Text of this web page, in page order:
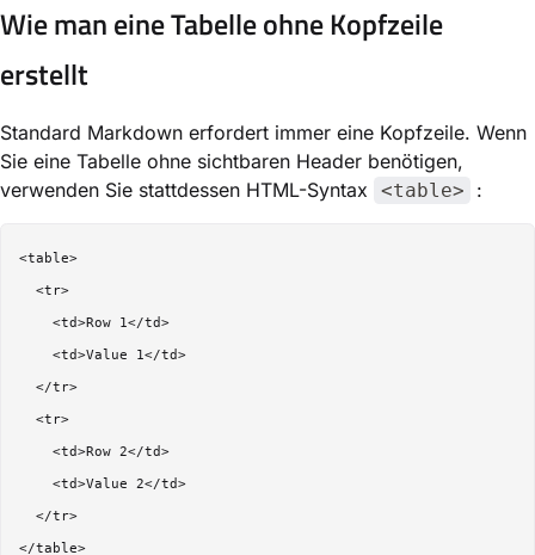
Wie man eine Tabelle ohne Kopfzeile
erstellt
Standard Markdown erfordert immer eine Kopfzeile. Wenn
Sie eine Tabelle ohne sichtbaren Header benötigen,
verwenden Sie stattdessen HTML-Syntax
<table> :
<table>
<tr>
<td>Row 1</td>
<td>Value 1</td>
</tr>
<tr>
<td>Row 2</td>
<td>Value 2</td>
</tr>